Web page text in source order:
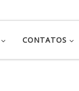
CONTATOS